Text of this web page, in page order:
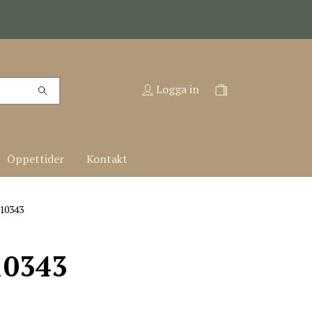
Logga in
Öppettider Kontakt